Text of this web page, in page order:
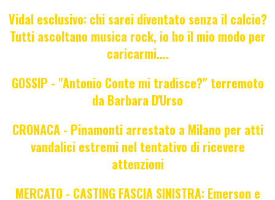
Vidal esclusivo: chi sarei diventato senza il calcio?
Tutti ascoltano musica rock, io ho il mio modo per
caricarmi....
GOSSIP - "Antonio Conte mi tradisce?" terremoto
da Barbara D'Urso
CRONACA - Pinamonti arrestato a Milano per atti
vandalici estremi nel tentativo di ricevere
attenzioni
MERCATO - CASTING FASCIA SINISTRA: Emerson e